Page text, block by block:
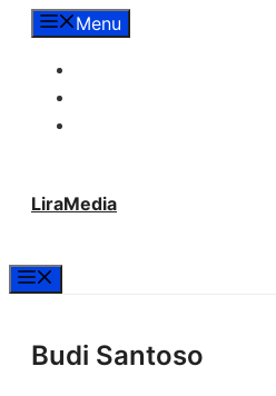
LangsungMenu
LiraMedia
Budi Santoso